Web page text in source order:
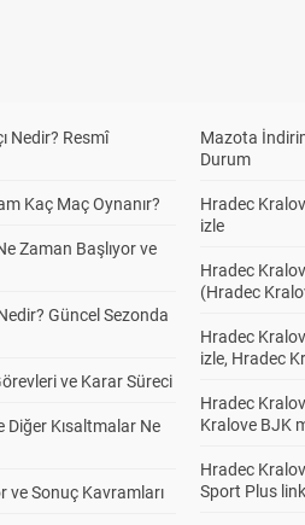
Nedir? Resmî
Kaç Maç Oynanır?
Zaman Başlıyor ve
Güncel Sezonda
ve Karar Süreci
Diğer Kısaltmalar Ne
ve Sonuç Kavramları
Mazota
Durum
Hradec
izle
Hradec
(Hradec
Hradec
izle, Hradec
Hradec
Kralove BJK
Hradec
Sport Plus